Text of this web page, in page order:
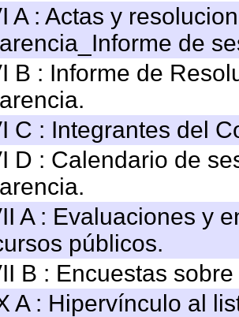
A : Actas y
de
B : Informe de
C : Integrantes del
D : Calendario de
A : Evaluaciones y
públicos.
B : Encuestas
A : Hipervínculo al